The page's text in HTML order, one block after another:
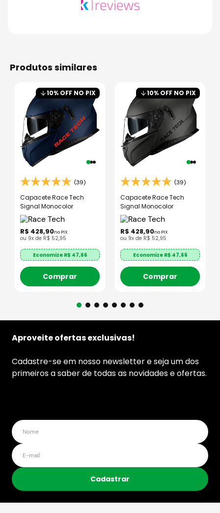
produtos similares
10% OFF NO PIX
(39)
Capacete Race Tech
Signal Monocolor
R$ 428,90no PIX
ou 9x de R$ 52,95
Economize R$ 47,66
Comprar
10% OFF NO PIX
(39)
Capacete Race Tech
Signal Monocolor
R$ 428,90no PIX
ou 9x de R$ 52,95
Economize R$ 47,66
Comprar
Aproveite ofertas exclusivas!
Cadastre-se em nosso newsletter e seja um dos
primeiros a saber de todas as novidades e ofertas.
Cadastrar